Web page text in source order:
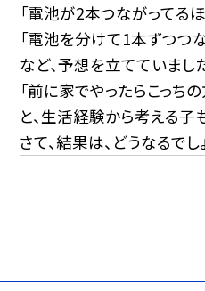
「電池が2本つながってるほ
「電池を分けて1本ずつつな
など、予想を立てていまし
「前に家でやったらこっち
と、生活経験から考える子
さて、結果は、どうなるでし